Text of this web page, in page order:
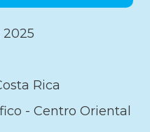
2025
Rica
- Centro Oriental